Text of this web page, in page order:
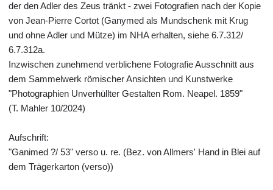
der den Adler des Zeus tränkt - zwei Fotografien nach der Kopie
von Jean-Pierre Cortot (Ganymed als Mundschenk mit Krug
und ohne Adler und Mütze) im NHA erhalten, siehe 6.7.312/
6.7.312a.
Inzwischen zunehmend verblichene Fotografie Ausschnitt aus
dem Sammelwerk römischer Ansichten und Kunstwerke
"Photographien Unverhüllter Gestalten Rom. Neapel. 1859"
(T. Mahler 10/2024)
Aufschrift:
"Ganimed ?/ 53" verso u. re. (Bez. von Allmers' Hand in Blei auf
dem Trägerkarton (verso))